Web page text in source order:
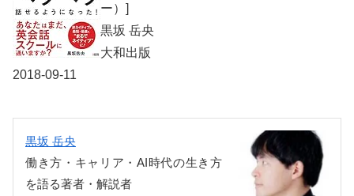
ー）]
黒坂 岳央
大和出版
2018-09-11
黒坂 岳央
働き方・キャリア・AI時代の生き方
を語る著者・解説者